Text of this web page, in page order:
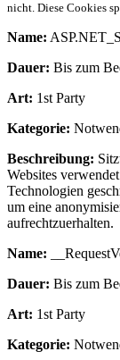
nicht. Diese Cookies
Name:
Dauer: Bis zum
Art: 1st Party
Kategorie:
Beschreibung:
Websites
Technologien
um eine
aufrechtzuerhalten.
Name:
Dauer: Bis zum
Art: 1st Party
Kategorie: